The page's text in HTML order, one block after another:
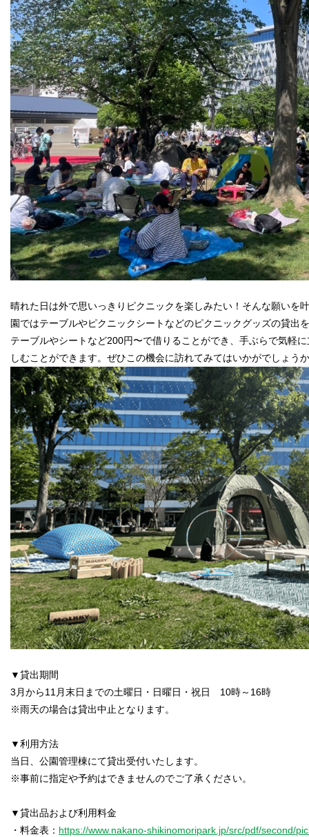
晴れた日は外で思いっきりピクニックを楽しみたい！そんな願いを
園ではテーブルやピクニックシートなどのピクニックグッズの貸出
テーブルやシートなど200円〜で借りることができ、手ぶらで気軽
▼貸出期間
3月から11月末日までの土曜日・日曜日・祝日 10時～16時
※雨天の場合は貸出中止となります。
▼利用方法
当日、公園管理棟にて貸出受付いたします。
※事前に指定や予約はできませんのでご了承ください。
▼貸出品および利用料金
・料金表： https://www.nakano-shikinomoripark.jp/src/pdf/second/